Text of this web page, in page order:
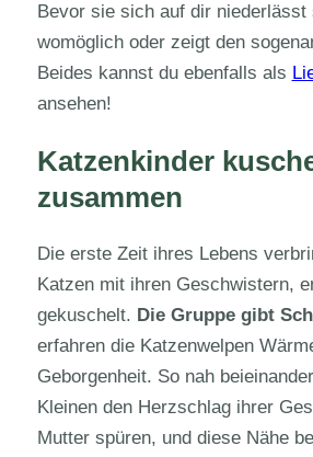
Bevor sie sich auf dir
womöglich oder zeigt den
Beides kannst du ebenfalls als
ansehen!
Katzenkinder
zusammen
Die erste Zeit ihres Lebens
Katzen mit ihren Geschwistern,
gekuschelt. Die Gruppe gibt
erfahren die Katzenwelpen
Geborgenheit. So nah
Kleinen den Herzschlag ihrer
Mutter spüren, und diese Nähe